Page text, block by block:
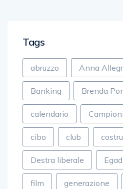
Tags
abruzzo Anna
Banking Brenda
calendario
cibo club
Destra liberale
film generazione